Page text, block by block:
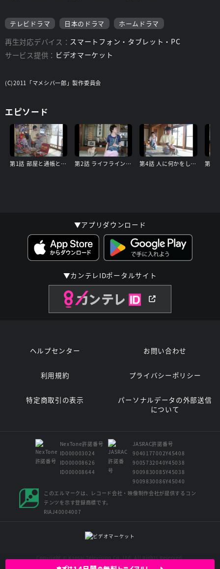
テレビドラマ 日本のドラマ ホームドラマ
再生対応デバイス： スマートフォン・タブレット・PC
サービス提供： ビデオマーケット
(C)2011「マメシバ一郎」製作委員会
エピソード
第1話 部屋と通帳と私と犬なのだ。 第2話 ライフラインは直訳すると命綱なのだ。 第4話 人に何かをしてあげるなんて一生無いと思っていたのだ。
▼アプリダウンロード
▼カンテレIDポータルサイト
ヘルプセンター お問い合わせ
利用規約 プライバシーポリシー
特定商取引の表示
パーソナルデータの外部送信
について
NexTone許諾番号
ID000003024
ID000008626
ID000008644
JASRAC許諾番号
9040177002Y45408
9005732040Y45038
9009830085Y45038
9009830086Y45040
このエルマークは、レコード会社・映像制作会社が提供するコン
テンツを示す登録商標です。
RIAJ40004007